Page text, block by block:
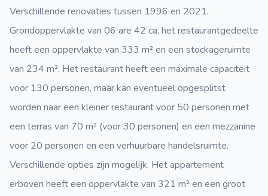
Verschillende renovaties tussen 1996 en 2021.
Grondoppervlakte van 06 are 42 ca, het restaurantgedeelte
heeft een oppervlakte van 333 m² en een stockageruimte
van 234 m². Het restaurant heeft een maximale capaciteit
voor 130 personen, maar kan eventueel opgesplitst
worden naar een kleiner restaurant voor 50 personen met
een terras van 70 m² (voor 30 personen) en een mezzanine
voor 20 personen en een verhuurbare handelsruimte.
Verschillende opties zijn mogelijk. Het appartement
erboven heeft een oppervlakte van 321 m² en een groot